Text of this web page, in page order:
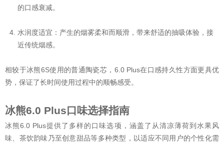
的口感衰减。
水润度适宜：产生的烟雾柔和而顺滑，带来舒适的抽吸体验，接
近传统烟感。
相较于冰熊6S使用的普通陶瓷芯，6.0 Plus在口感持久性方面更具优
势，保证了长时间使用过程中的顺畅感受。
冰熊6.0 Plus口味选择指南
冰熊6.0 Plus提供了多样的口味选项，涵盖了从清凉薄荷到水果风
味、茶饮韵味乃至创意甜品等多种类型，以适应不同用户的个性化需